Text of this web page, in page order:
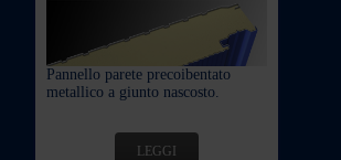
Pannello parete precoibentato
metallico a giunto nascosto.
LEGGI